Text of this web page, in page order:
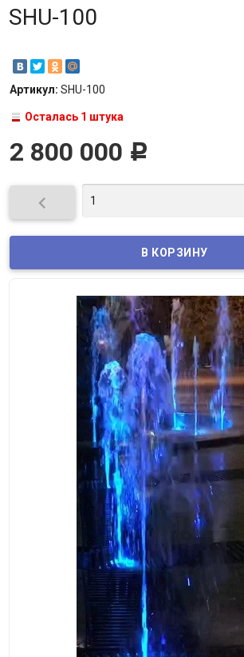
SHU-100
Артикул: SHU-100
Осталась 1 штука
2 800 000 Р
